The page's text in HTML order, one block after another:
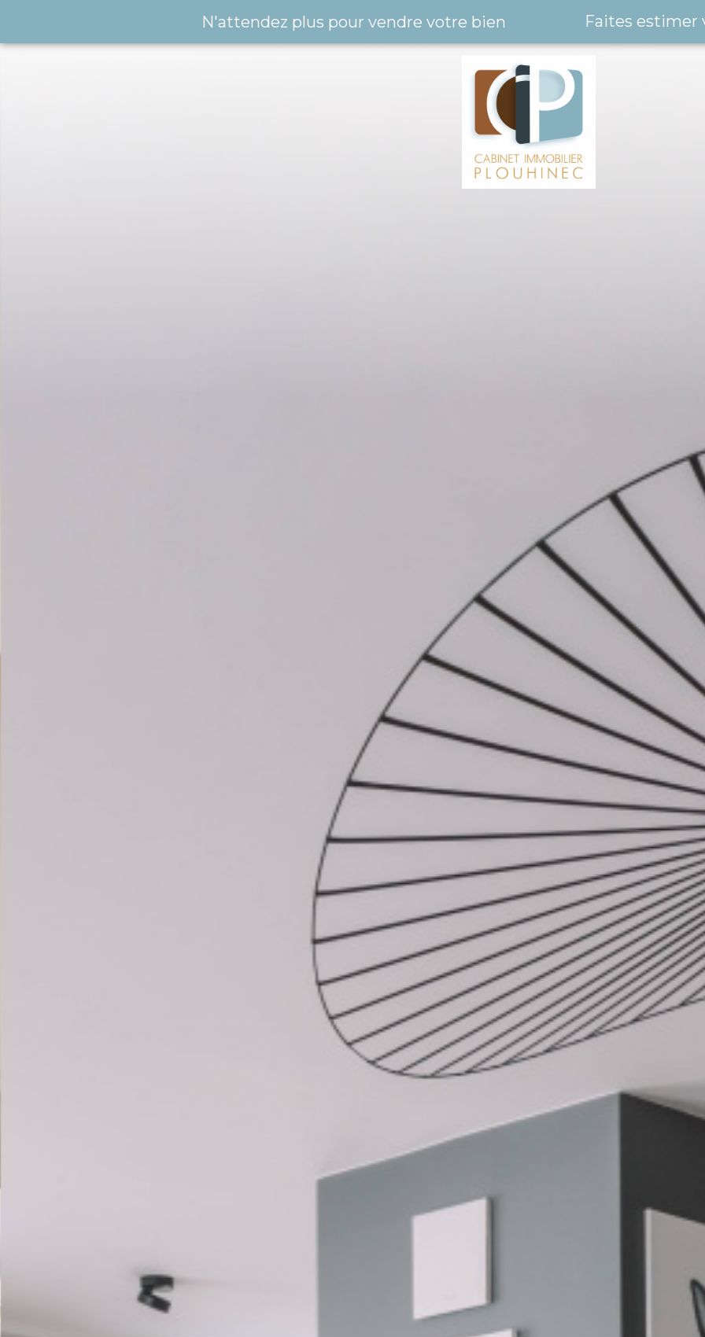
N'attendez plus pour vendre votre bien Faites estimer